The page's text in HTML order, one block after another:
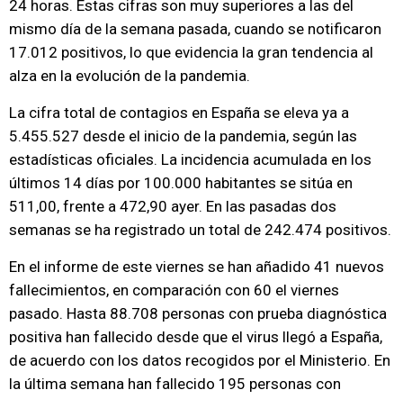
24 horas. Estas cifras son muy superiores a las del
mismo día de la semana pasada, cuando se notificaron
17.012 positivos, lo que evidencia la gran tendencia al
alza en la evolución de la pandemia.
La cifra total de contagios en España se eleva ya a
5.455.527 desde el inicio de la pandemia, según las
estadísticas oficiales. La incidencia acumulada en los
últimos 14 días por 100.000 habitantes se sitúa en
511,00, frente a 472,90 ayer. En las pasadas dos
semanas se ha registrado un total de 242.474 positivos.
En el informe de este viernes se han añadido 41 nuevos
fallecimientos, en comparación con 60 el viernes
pasado. Hasta 88.708 personas con prueba diagnóstica
positiva han fallecido desde que el virus llegó a España,
de acuerdo con los datos recogidos por el Ministerio. En
la última semana han fallecido 195 personas con